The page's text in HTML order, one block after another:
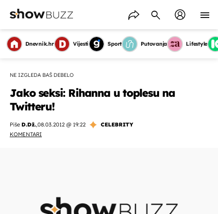
Dnevnik.hr Vijesti Sport Putovanja Lifestyle
NE IZGLEDA BAŠ DEBELO
Jako seksi: Rihanna u toplesu na
Twitteru!
Piše D.Dž.,08.03.2012 @ 19:22
CELEBRITY
KOMENTARI